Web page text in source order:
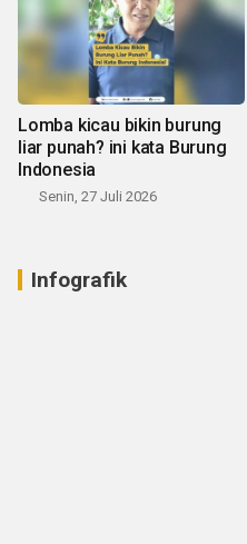
Lomba kicau bikin burung
liar punah? ini kata Burung
Indonesia
Senin, 27 Juli 2026
Infografik